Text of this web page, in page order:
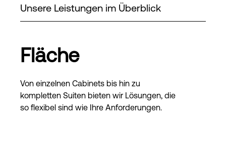
Unsere Leistungen im Überblick
Fläche
Von einzelnen Cabinets bis hin zu
kompletten Suiten bieten wir Lösungen, die
so flexibel sind wie Ihre Anforderungen.